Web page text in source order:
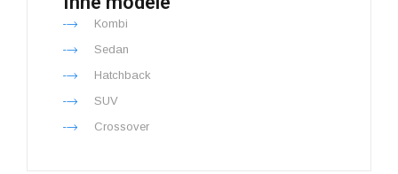
Kombi
Sedan
Hatchback
SUV
Crossover